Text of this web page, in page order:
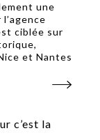
une
ciblée sur
et Nantes